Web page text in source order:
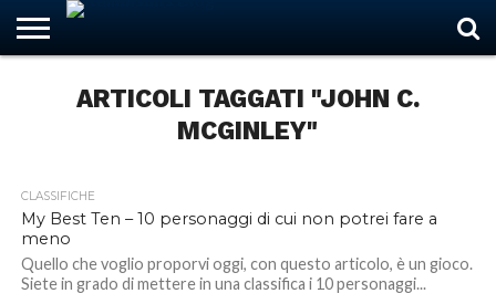
ARTICOLI TAGGATI "JOHN C.
MCGINLEY"
CLASSIFICHE
My Best Ten – 10 personaggi di cui non potrei fare a
meno
Quello che voglio proporvi oggi, con questo articolo, è un gioco.
Siete in grado di mettere in una classifica i 10 personaggi...